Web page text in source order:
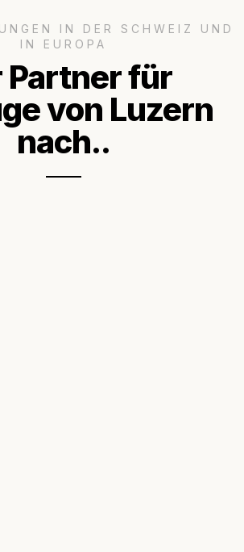
IN DER SCHWEIZ UND
IN EUROPA
Partner für
von Luzern
nach..